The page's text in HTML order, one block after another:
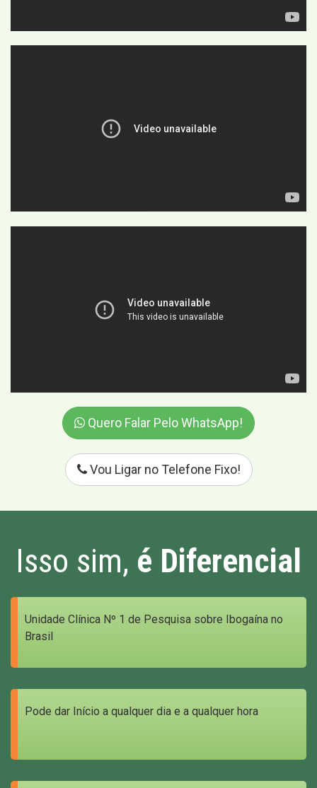
Quero Falar Pelo WhatsApp!
Vou Ligar no Telefone Fixo!
Isso sim, é Diferencial
Unidade Clínica Nº 1 de Pesquisa sobre Ibogaína no
Brasil
Pode dar Início a qualquer dia e a qualquer hora